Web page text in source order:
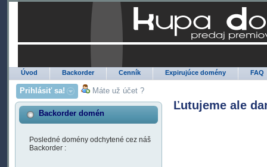
Úvod Backorder Cenník Expirujúce domény FAQ
Prihlásiť sa! Máte už účet ?
Backorder domén
Posledné domény odchytené cez náš
Backorder :
Ľutujeme ale